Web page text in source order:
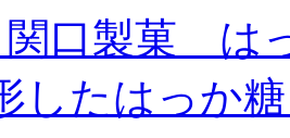
関口製菓 は
したはっか糖